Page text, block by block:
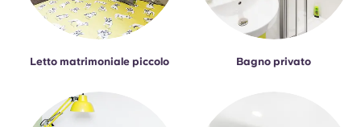
Letto matrimoniale piccolo Bagno privato